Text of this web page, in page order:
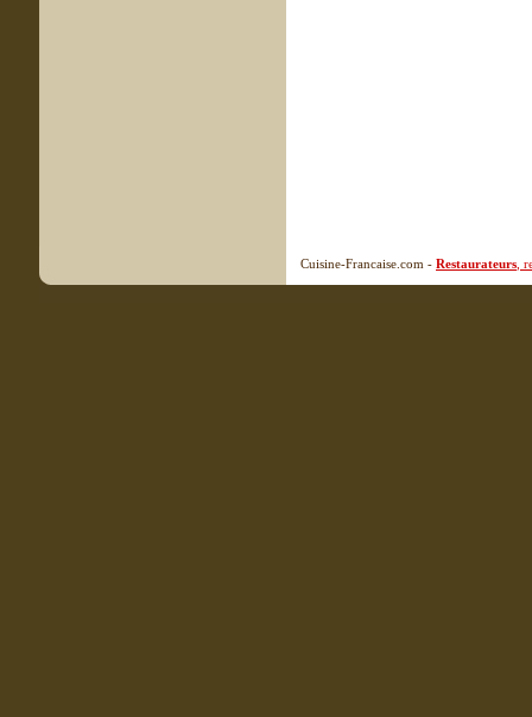
Cuisine-Francaise.com - Restaurateurs ,